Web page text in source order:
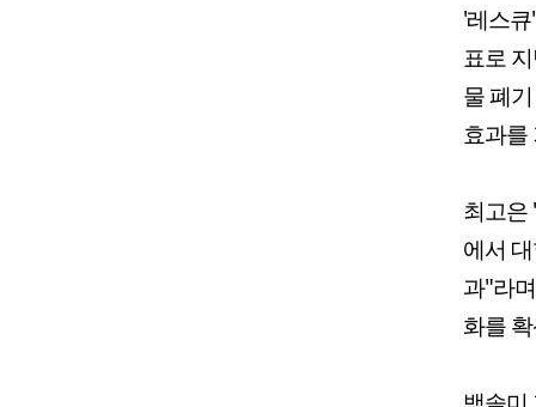
'레스
표로
물 폐
효과를
최고은
에서
과"라
화를